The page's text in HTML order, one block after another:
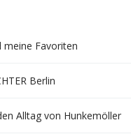
meine Favoriten
Berlin
Alltag von Hunkemöller